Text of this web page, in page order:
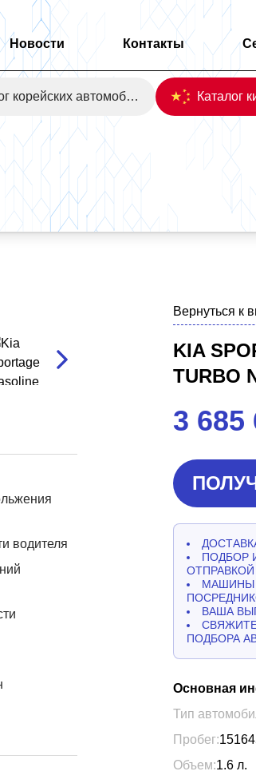
Новости Контакты
Каталог корейских автомобилей
водителя
Вернуться к
KIA
TURBO
3 685
ПОДБОР
ОТПРАВКОЙ
МАШИНЫ
ВАША
ПОДБОРА
Основная
Тип
Пробег:
Объем:1.6 л.